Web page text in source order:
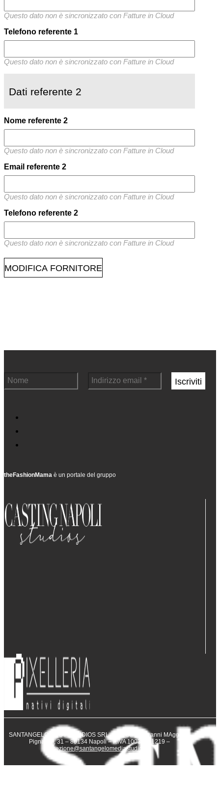
Questo dato non è sincronizzato con Fatture in Cloud
Telefono referente 1
Questo dato non è sincronizzato con Fatture in Cloud
Dati referente 2
Nome referente 2
Questo dato non è sincronizzato con Fatture in Cloud
Email referente 2
Questo dato non è sincronizzato con Fatture in Cloud
Telefono referente 2
Questo dato non è sincronizzato con Fatture in Cloud
theFashionMama è un portale del gruppo
SANTANGELO MEDIA STUDIOS SRL – Via San Giovanni MAggiore
Pignatelli, 31 – 80134 Napoli – P.IVA 10031231219 –
direzione@santangelomediastudios.it